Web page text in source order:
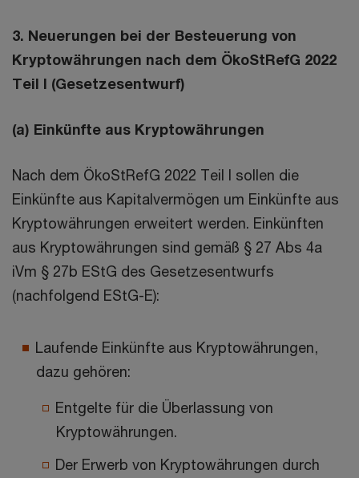
3. Neuerungen bei der Besteuerung von
Kryptowährungen nach dem ÖkoStRefG 2022
Teil I (Gesetzesentwurf)
(a) Einkünfte aus Kryptowährungen
Nach dem ÖkoStRefG 2022 Teil I sollen die
Einkünfte aus Kapitalvermögen um Einkünfte aus
Kryptowährungen erweitert werden. Einkünften
aus Kryptowährungen sind gemäß § 27 Abs 4a
iVm § 27b EStG des Gesetzesentwurfs
(nachfolgend EStG-E):
Laufende Einkünfte aus Kryptowährungen,
dazu gehören:
Entgelte für die Überlassung von
Kryptowährungen.
Der Erwerb von Kryptowährungen durch